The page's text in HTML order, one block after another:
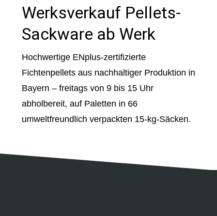
Werksverkauf Pellets-
Sackware ab Werk
Hochwertige ENplus-zertifizierte
Fichtenpellets aus nachhaltiger Produktion in
Bayern – freitags von 9 bis 15 Uhr
abholbereit, auf Paletten in 66
umweltfreundlich verpackten 15-kg-Säcken.